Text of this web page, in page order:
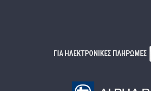
ΓΙΑ ΗΛΕΚΤΡΟΝΙΚΕΣ ΠΛΗΡΩΜΕΣ